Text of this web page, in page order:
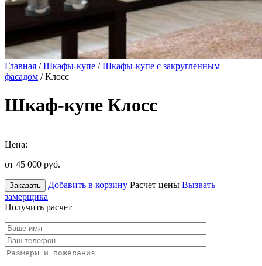
Главная /Шкафы-купе /Шкафы-купе с закругленным
фасадом / Клосс
Шкаф-купе Клосс
Цена:
от 45 000 руб.
Заказать Добавить в корзину Расчет цены Вызвать
замерщика
Получить расчет